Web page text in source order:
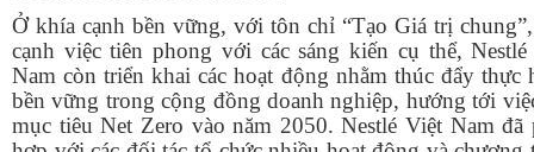
Ở khía cạnh bền vững, với tôn chỉ “Tạo Giá trị
cạnh việc tiên phong với các sáng kiến cụ thể,
Nam còn triển khai các hoạt động nhằm thúc đẩy thực
bền vững trong cộng đồng doanh nghiệp, hướng tới
mục tiêu Net Zero vào năm 2050. Nestlé Việt Nam đã